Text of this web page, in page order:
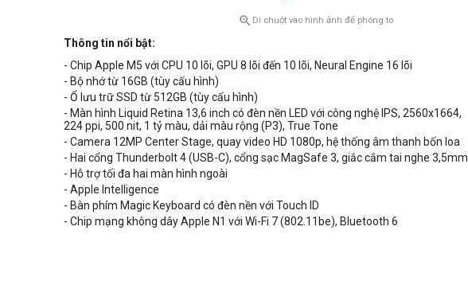
 Di chuột vào hình ảnh để phóng to
Thông tin nổi bật:
- Chip Apple M5 với CPU 10 lõi, GPU 8 lõi đến 10 lõi, Neural Engine 16 lõi
- Bộ nhớ từ 16GB (tùy cấu hình)
- Ổ lưu trữ SSD từ 512GB (tùy cấu hình)
- Màn hình Liquid Retina 13,6 inch có đèn nền LED với công nghệ IPS, 2560x1664,
224 ppi, 500 nit, 1 tỷ màu, dải màu rộng (P3), True Tone
- Camera 12MP Center Stage, quay video HD 1080p, hệ thống âm thanh bốn loa
- Hai cổng Thunderbolt 4 (USB-C), cổng sạc MagSafe 3, giắc cắm tai nghe 3,5mm
- Hỗ trợ tối đa hai màn hình ngoài
- Apple Intelligence
- Bàn phím Magic Keyboard có đèn nền với Touch ID
- Chip mạng không dây Apple N1 với Wi-Fi 7 (802.11be), Bluetooth 6